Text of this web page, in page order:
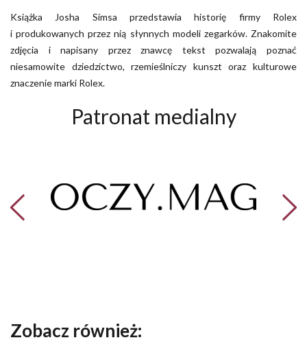
Książka Josha Simsa przedstawia historię firmy Rolex
i produkowanych przez nią słynnych modeli zegarków. Znakomite
zdjęcia i napisany przez znawcę tekst pozwalają poznać
niesamowite dziedzictwo, rzemieślniczy kunszt oraz kulturowe
znaczenie marki Rolex.
Patronat medialny
Zobacz również: